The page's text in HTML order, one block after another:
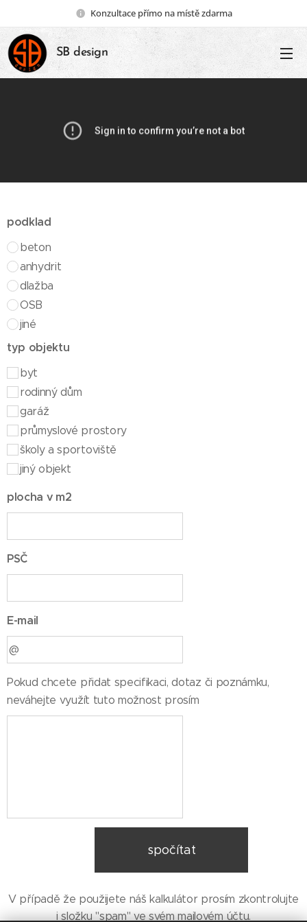
Konzultace přímo na místě zdarma
SB design
podklad
beton
anhydrit
dlažba
OSB
jiné
typ objektu
byt
rodinný dům
garáž
průmyslové prostory
školy a sportoviště
jiný objekt
plocha v m2
PSČ
E-mail
Pokud chcete přidat specifikaci, dotaz či poznámku,
neváhejte využít tuto možnost prosím
spočítat
V případě že použijete náš kalkulátor prosím zkontrolujte
i složku "spam" ve svém mailovém účtu.